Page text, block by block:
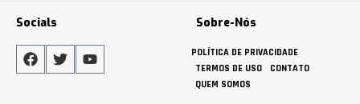
Socials Sobre-Nós
POLÍTICA DE PRIVACIDADE
TERMOS DE USO
CONTATO
QUEM SOMOS